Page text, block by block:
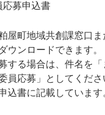
応募申込書
屋町地域共創課窓口
ウンロードできます。
する場合は、件名を
員応募」としてくださ
込書に記載しています